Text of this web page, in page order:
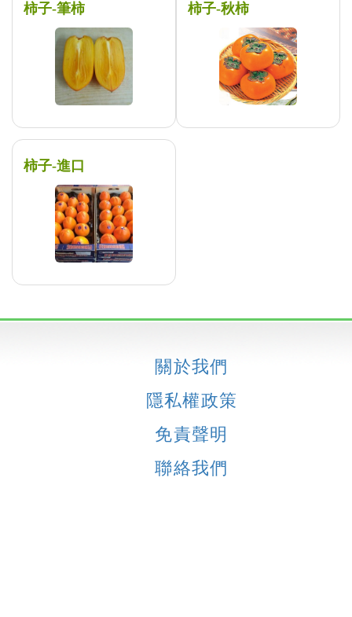
柿子-筆柿 柿子-秋柿
柿子-進口
關於我們
隱私權政策
免責聲明
聯絡我們